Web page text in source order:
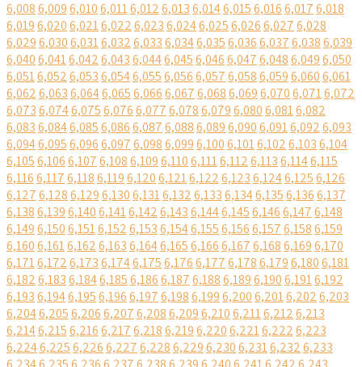
6,0086,0096,0106,0116,0126,0136,0146,0156,0166,0176,018
6,0196,0206,0216,0226,0236,0246,0256,0266,0276,028
6,0296,0306,0316,0326,0336,0346,0356,0366,0376,0386,039
6,0406,0416,0426,0436,0446,0456,0466,0476,0486,0496,050
6,0516,0526,0536,0546,0556,0566,0576,0586,0596,0606,061
6,0626,0636,0646,0656,0666,0676,0686,0696,0706,0716,072
6,0736,0746,0756,0766,0776,0786,0796,0806,0816,082
6,0836,0846,0856,0866,0876,0886,0896,0906,0916,0926,093
6,0946,0956,0966,0976,0986,0996,1006,1016,1026,1036,104
6,1056,1066,1076,1086,1096,1106,1116,1126,1136,1146,115
6,1166,1176,1186,1196,1206,1216,1226,1236,1246,1256,126
6,1276,1286,1296,1306,1316,1326,1336,1346,1356,1366,137
6,1386,1396,1406,1416,1426,1436,1446,1456,1466,1476,148
6,1496,1506,1516,1526,1536,1546,1556,1566,1576,1586,159
6,1606,1616,1626,1636,1646,1656,1666,1676,1686,1696,170
6,1716,1726,1736,1746,1756,1766,1776,1786,1796,1806,181
6,1826,1836,1846,1856,1866,1876,1886,1896,1906,1916,192
6,1936,1946,1956,1966,1976,1986,1996,2006,2016,2026,203
6,2046,2056,2066,2076,2086,2096,2106,2116,2126,213
6,2146,2156,2166,2176,2186,2196,2206,2216,2226,223
6,2246,2256,2266,2276,2286,2296,2306,2316,2326,233